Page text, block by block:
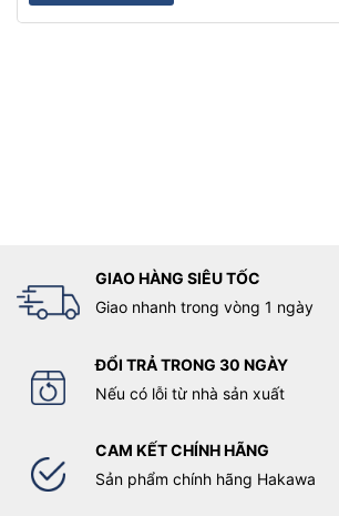
GIAO HÀNG SIÊU TỐC
Giao nhanh trong vòng 1 ngày
ĐỔI TRẢ TRONG 30 NGÀY
Nếu có lỗi từ nhà sản xuất
CAM KẾT CHÍNH HÃNG
Sản phẩm chính hãng Hakawa